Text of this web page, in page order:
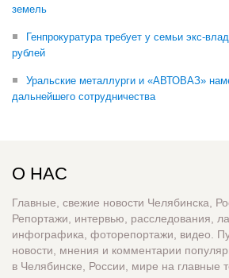
земель
Генпрокуратура требует у семьи экс-
рублей
Уральские металлурги и «АВТОВАЗ»
дальнейшего сотрудничества
О НАС
Главные, свежие новости Челябинска,
Репортажи, интервью, расследования,
инфографика, фоторепортажи, видео.
новости, мнения и комментарии
в Челябинске, России, мире на главные